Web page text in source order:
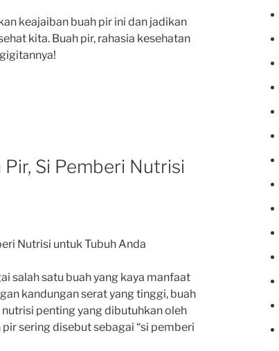
keajaiban buah pir ini dan jadikan
kita. Buah pir, rahasia kesehatan
Si Pemberi Nutrisi
Nutrisi untuk Tubuh Anda
salah satu buah yang kaya manfaat
kandungan serat yang tinggi, buah
penting yang dibutuhkan oleh
sering disebut sebagai “si pemberi